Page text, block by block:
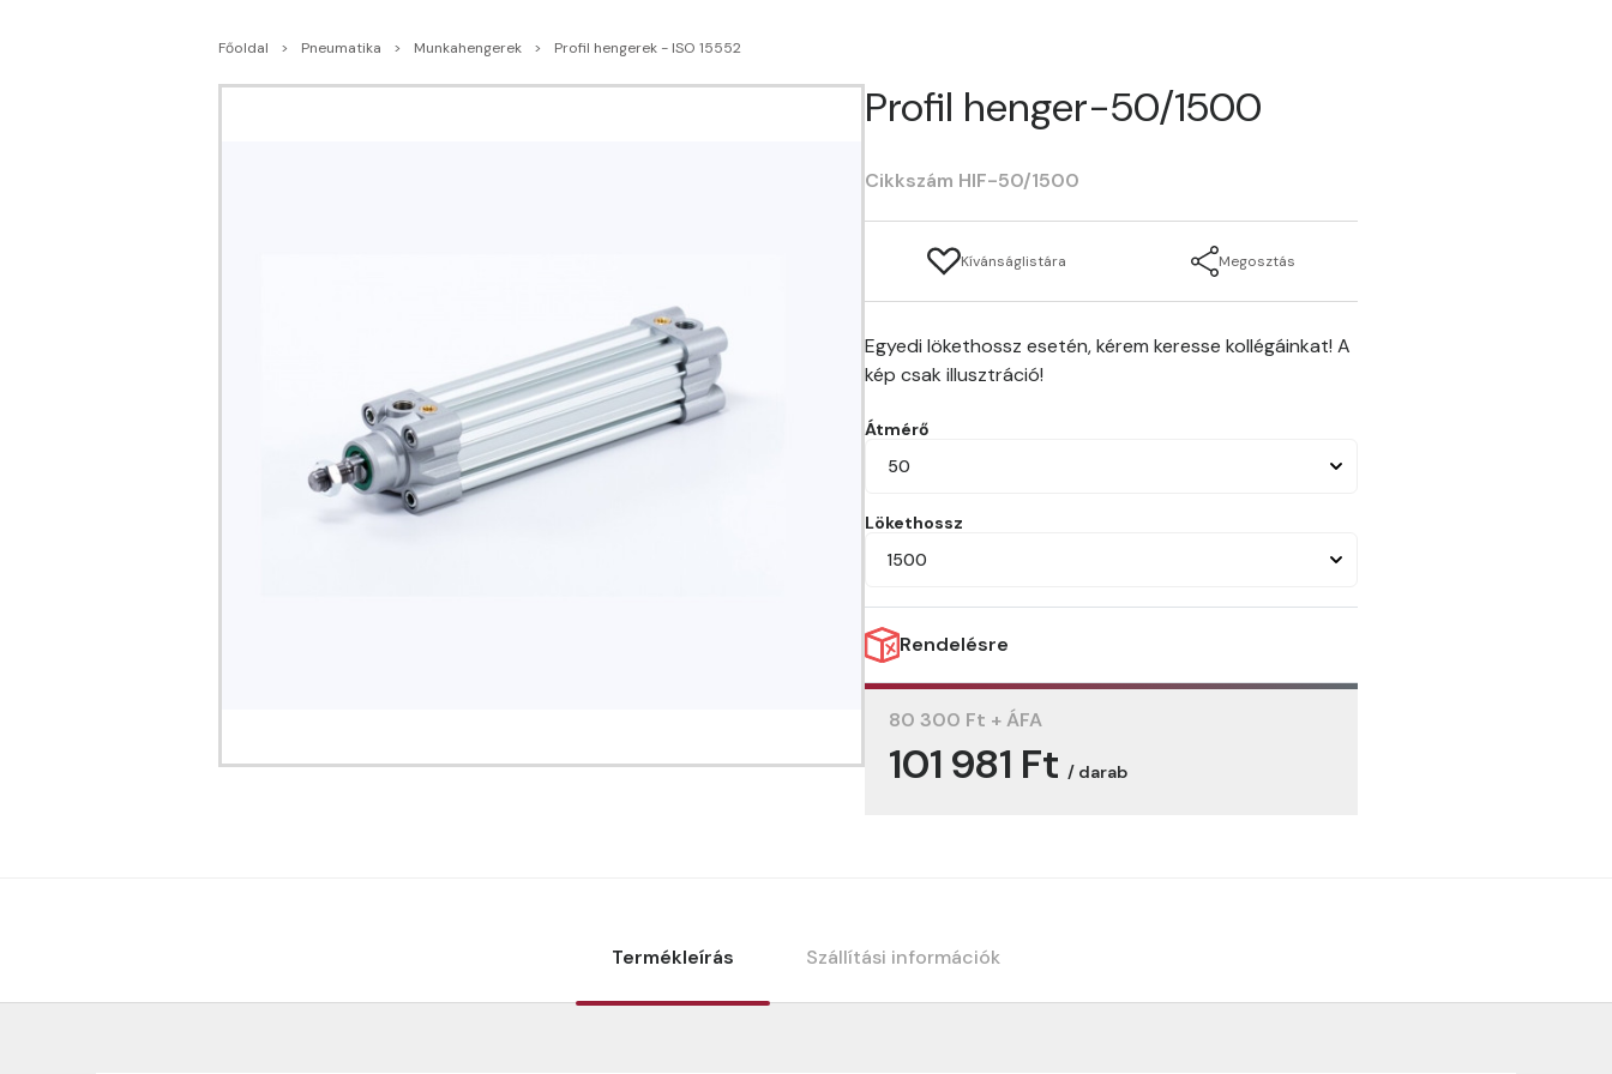
Főoldal Pneumatika Munkahengerek Profil hengerek - ISO 15552
Profil henger-50/1500
Cikkszám HIF-50/1500
Kívánságlistára Megosztás
Egyedi lökethossz esetén, kérem keresse kollégáinkat! A
kép csak illusztráció!
Átmérő
50
Lökethossz
1500
Rendelésre
80 300 Ft + ÁFA
101 981 Ft / darab
Termékleírás Szállítási információk